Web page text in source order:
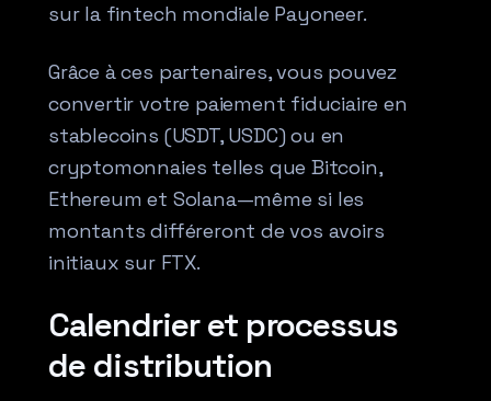
sur la fintech mondiale Payoneer.
Grâce à ces partenaires, vous pouvez
convertir votre paiement fiduciaire en
stablecoins (USDT, USDC) ou en
cryptomonnaies telles que Bitcoin,
Ethereum et Solana—même si les
montants différeront de vos avoirs
initiaux sur FTX.
Calendrier et processus
de distribution